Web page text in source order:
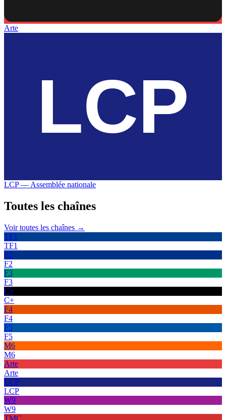
Arte
LCP — Assemblée nationale
Toutes les chaînes
Voir toutes les chaînes →
TF1
TF1
F2
F2
F3
F3
C+
C+
F4
F4
F5
F5
M6
M6
Arte
Arte
LCP
LCP
W9
W9
TMC